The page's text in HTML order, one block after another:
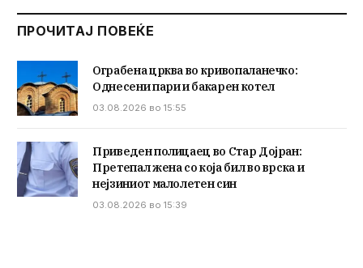
ПРОЧИТАЈ ПОВЕЌЕ
Ограбена црква во кривопаланечко:
Однесени пари и бакарен котел
03.08.2026 во 15:55
Приведен полицаец во Стар Дојран:
Претепал жена со која бил во врска и
нејзиниот малолетен син
03.08.2026 во 15:39